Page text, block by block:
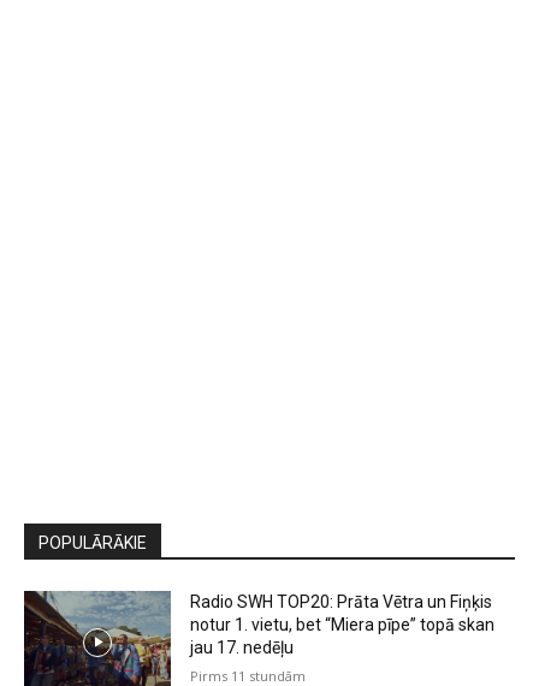
POPULĀRĀKIE
Radio SWH TOP20: Prāta Vētra un Fiņķis
notur 1. vietu, bet “Miera pīpe” topā skan
jau 17. nedēļu
Pirms 11 stundām